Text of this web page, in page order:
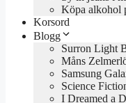
Köpa alkohol
Korsord
Blogg
Surron Light
Måns
Samsung
Science
I Dreamed a